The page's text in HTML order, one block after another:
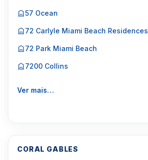
57 Ocean
72 Carlyle Miami Beach Residences
72 Park Miami Beach
7200 Collins
Ver mais…
CORAL GABLES